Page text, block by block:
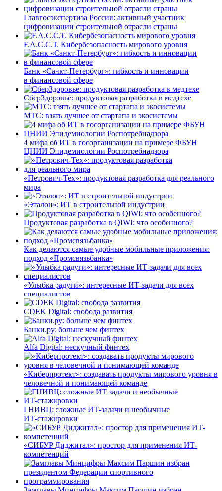
Главгосэкспертиза России: активный участник
цифровизации строительной отрасли страны
F.A.C.C.T. Кибербезопасность мирового уровня
Банк «Санкт-Петербург»: гибкость и инновации
в финансовой сфере
СберЗдоровье: продуктовая разработка в медтехе
МТС: взять лучшее от стартапа и экосистемы
4 мифа об ИТ в госорганизации на примере ФБУН
ЦНИИ Эпидемиологии Роспотребнадзора
«Петрович-Тех»: продуктовая разработка для реального
мира
«Эталон»: ИТ в строительной индустрии
Продуктовая разработка в QIWI: что особенного?
Как делаются самые удобные мобильные приложения:
подход «Промсвязьбанка»
«Улыбка радуги»: интересные ИТ-задачи для всех
специалистов
CDEK Digital: свобода развития
Банки.ру: больше чем финтех
Alfa Digital: нескучный финтех
«Киберпротект»: создавать продукты мирового уровня в
человечной и понимающей команде
ГНИВЦ: сложные ИТ‑задачи и необычные
ИТ‑стажировки
«СИБУР Диджитал»: простор для применения ИТ-
компетенций